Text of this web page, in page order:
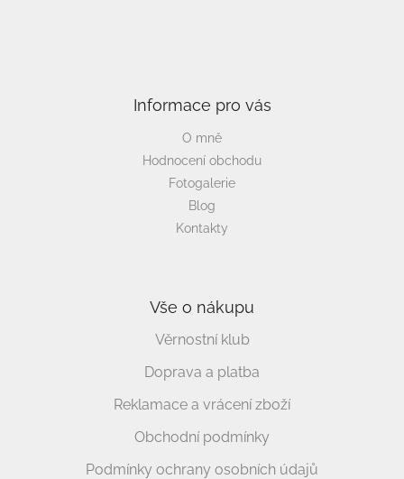
Informace pro vás
O mně
Hodnocení obchodu
Fotogalerie
Blog
Kontakty
Vše o nákupu
Věrnostní klub
Doprava a platba
Reklamace a vrácení zboží
Obchodní podmínky
Podmínky ochrany osobních údajů